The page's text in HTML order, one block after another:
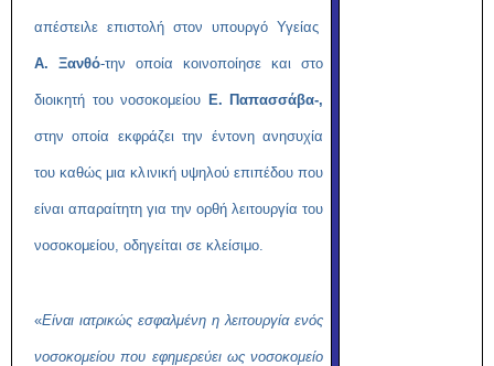
απέστειλε επιστολή στον υπουργό Υγείας
Α. Ξανθό-την οποία κοινοποίησε και στο
διοικητή του νοσοκομείου Ε. Παπασσάβα-,
στην οποία εκφράζει την έντονη ανησυχία
του καθώς μια κλινική υψηλού επιπέδου που
είναι απαραίτητη για την ορθή λειτουργία του
νοσοκομείου, οδηγείται σε κλείσιμο.
«Είναι ιατρικώς εσφαλμένη η λειτουργία ενός
νοσοκομείου που εφημερεύει ως νοσοκομείο